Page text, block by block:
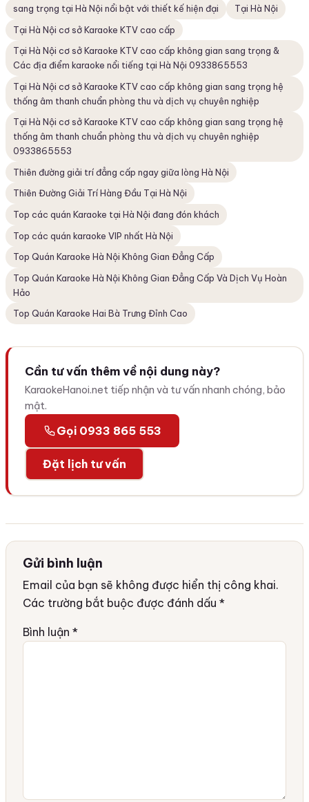
sang trọng tại Hà Nội nổi bật với thiết kế hiện đại
Tại Hà Nội
Tại Hà Nội cơ sở Karaoke KTV cao cấp
Tại Hà Nội cơ sở Karaoke KTV cao cấp không gian sang trọng &
Các địa điểm karaoke nổi tiếng tại Hà Nội 0933865553
Tại Hà Nội cơ sở Karaoke KTV cao cấp không gian sang trọng hệ
thống âm thanh chuẩn phòng thu và dịch vụ chuyên nghiệp
Tại Hà Nội cơ sở Karaoke KTV cao cấp không gian sang trọng hệ
thống âm thanh chuẩn phòng thu và dịch vụ chuyên nghiệp
0933865553
Thiên đường giải trí đẳng cấp ngay giữa lòng Hà Nội
Thiên Đường Giải Trí Hàng Đầu Tại Hà Nội
Top các quán Karaoke tại Hà Nội đang đón khách
Top các quán karaoke VIP nhất Hà Nội
Top Quán Karaoke Hà Nội Không Gian Đẳng Cấp
Top Quán Karaoke Hà Nội Không Gian Đẳng Cấp Và Dịch Vụ Hoàn
Hảo
Top Quán Karaoke Hai Bà Trưng Đỉnh Cao
Cần tư vấn thêm về nội dung này?
KaraokeHanoi.net tiếp nhận và tư vấn nhanh chóng, bảo
mật.
Gọi 0933 865 553
Đặt lịch tư vấn
Gửi bình luận
Email của bạn sẽ không được hiển thị công khai.
Các trường bắt buộc được đánh dấu *
Bình luận *